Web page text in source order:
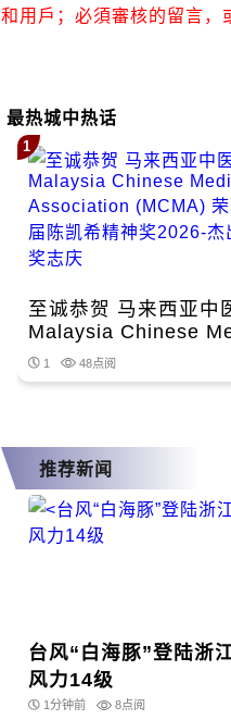
和用戶；必須審核的留言，
最热城中热话
1
至诚恭贺 马来西亚中
Malaysia Chinese
Association (MCMA)
第二届陈凯希精神奖
1 48点阅
推荐新闻
台风“白海豚”登陆浙
风力14级
1分钟前 8点阅